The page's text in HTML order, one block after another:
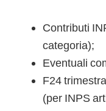
Contributi
categoria);
Eventuali
F24
(per INPS